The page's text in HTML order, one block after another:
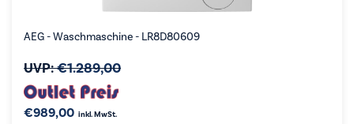
AEG - Waschmaschine - LR8D80609
UVP:€1.289,00
€989,00 inkl. MwSt.